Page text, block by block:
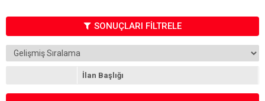
SONUÇLARI FİLTRELE
İlan Başlığı